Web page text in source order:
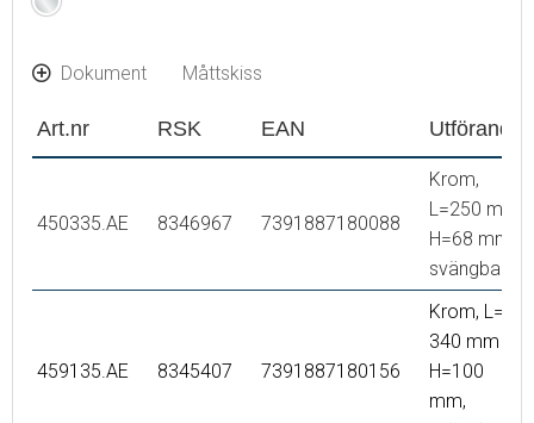
Dokument Måttskiss
Art.nr RSK EAN Utförande
450335.AE 8346967 7391887180088
Krom,
L=250 mm
H=68 mm,
svängbar
459135.AE 8345407 7391887180156
Krom, L=
340 mm
H=100
mm,